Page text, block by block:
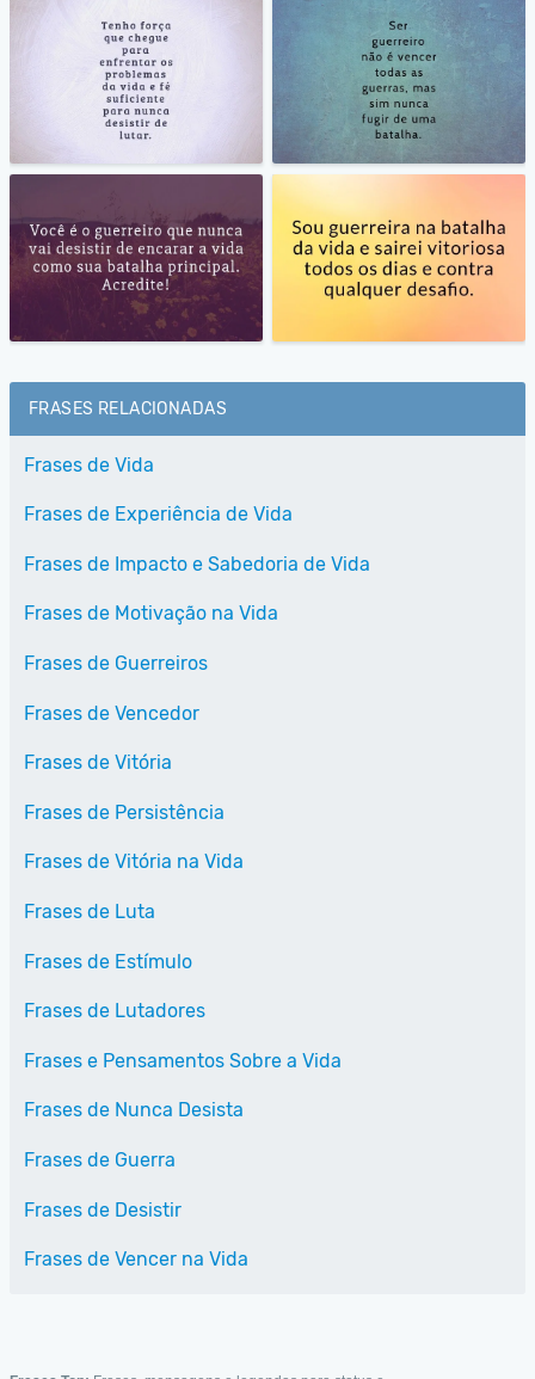
FRASES RELACIONADAS
Frases de Vida
Frases de Experiência de Vida
Frases de Impacto e Sabedoria de Vida
Frases de Motivação na Vida
Frases de Guerreiros
Frases de Vencedor
Frases de Vitória
Frases de Persistência
Frases de Vitória na Vida
Frases de Luta
Frases de Estímulo
Frases de Lutadores
Frases e Pensamentos Sobre a Vida
Frases de Nunca Desista
Frases de Guerra
Frases de Desistir
Frases de Vencer na Vida